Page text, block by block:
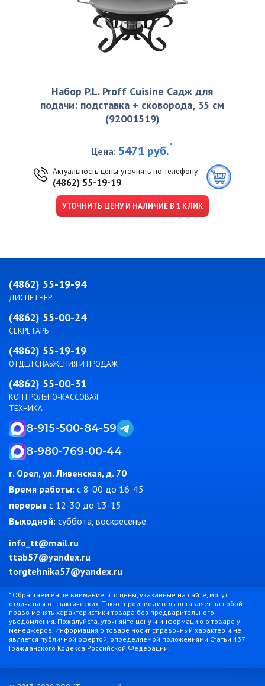
Набор P.L. Proff Cuisine Садж для
подачи: подставка + сковорода, 35 см
(92001519)
Цена: 5471 руб.*
Актуальность цены уточнять по телефону
(4862) 55-19-19
УТОЧНИТЬ ЦЕНУ И НАЛИЧИЕ В 1 КЛИК
(4862) 55-19-94
ДИСПЕТЧЕР
(4862) 55-00-24
СЕКРЕТАРЬ
(4862) 55-19-19
ОТДЕЛ СНАБЖЕНИЯ И ПРОДАЖ
(4862) 55-00-31
КОНТРОЛЬНО-КАССОВАЯ
ТЕХНИКА
8-915-500-84-59
8-980-769-00-44
г. Орел, ул. Ливенская, д. 70
Время работы: c 8-00 до 16-45
перерыв с 12-30 до 13-15
Выходной: суббота, воскресенье.
info_tt@mail.ru
ttab57@yandex.ru
torgtehnika57@yandex.ru
* Обращаем ваше внимание, что цены, указанные на сайте, могут
отличаться от фактических. Также производитель оставляет за собой
право менять характеристики товара без предварительного
уведомления. Пожалуйста, уточняйте цену и информацию о товаре у
менеджеров. Информация о товаре носит справочный характер и не
является публичной офертой, определяемой положениями Статьи 437
Гражданского Кодекса Российской Федерации.